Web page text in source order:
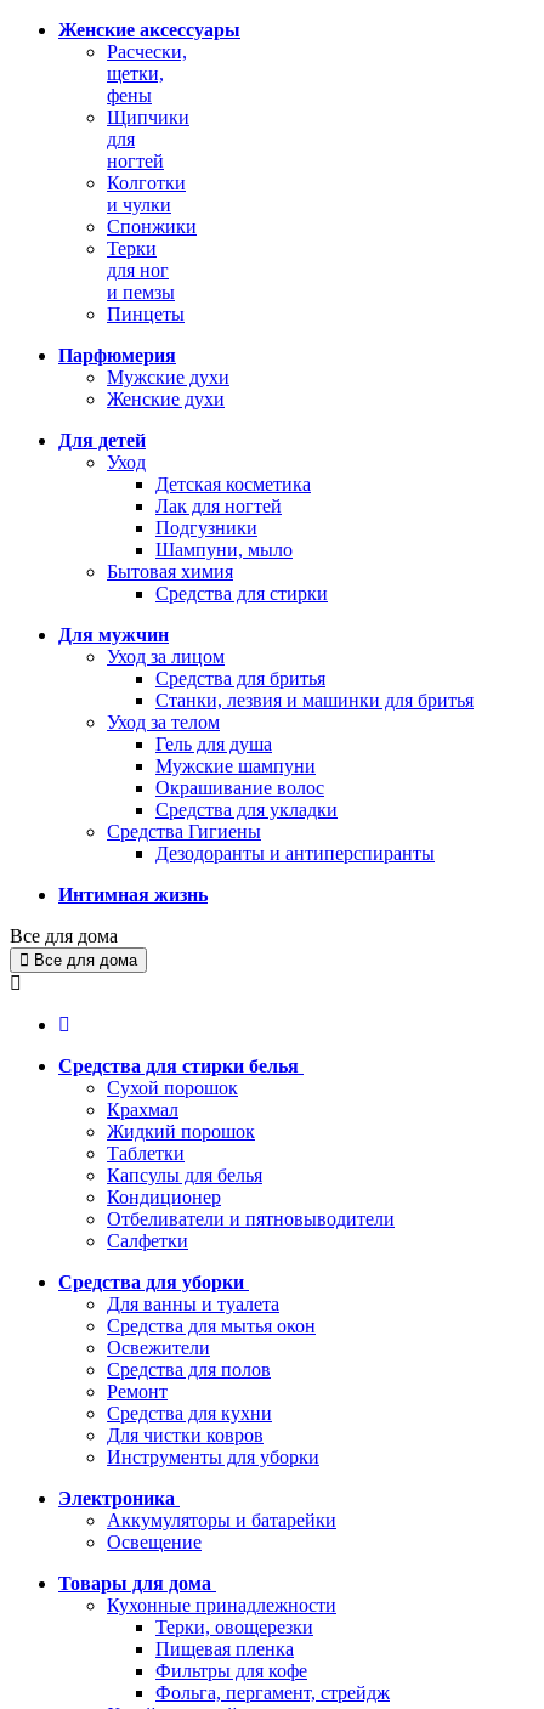
Женские аксессуары
Расчески,
щетки,
фены
Щипчики
для
ногтей
Колготки
и чулки
Спонжики
Терки
для ног
и пемзы
Пинцеты
Парфюмерия
Мужские духи
Женские духи
Для детей
Уход
Детская косметика
Лак для ногтей
Подгузники
Шампуни, мыло
Бытовая химия
Средства для стирки
Для мужчин
Уход за лицом
Средства для бритья
Станки, лезвия и машинки для бритья
Уход за телом
Гель для душа
Мужские шампуни
Окрашивание волос
Средства для укладки
Средства Гигиены
Дезодоранты и антиперспиранты
Интимная жизнь
Все для дома
Все для дома
Средства для стирки белья
Сухой порошок
Крахмал
Жидкий порошок
Таблетки
Капсулы для белья
Кондиционер
Отбеливатели и пятновыводители
Салфетки
Средства для уборки
Для ванны и туалета
Средства для мытья окон
Освежители
Средства для полов
Ремонт
Средства для кухни
Для чистки ковров
Инструменты для уборки
Электроника
Аккумуляторы и батарейки
Освещение
Товары для дома
Кухонные принадлежности
Терки, овощерезки
Пищевая пленка
Фильтры для кофе
Фольга, пергамент, стрейдж